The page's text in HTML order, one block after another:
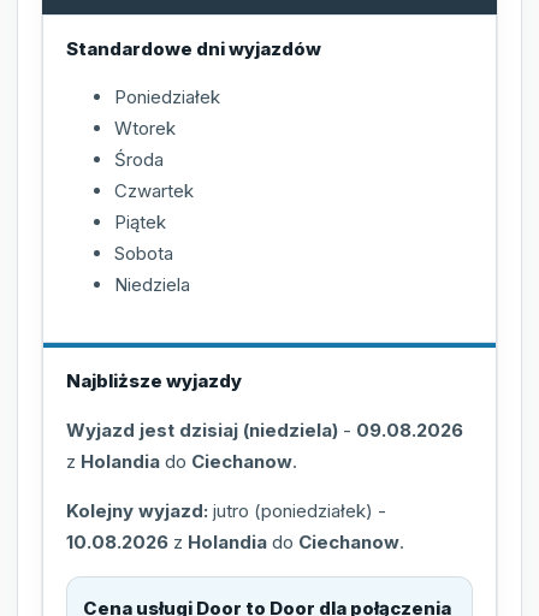
Standardowe dni wyjazdów
Poniedziałek
Wtorek
Środa
Czwartek
Piątek
Sobota
Niedziela
Najbliższe wyjazdy
Wyjazd jest dzisiaj (niedziela) - 09.08.2026
z Holandia do Ciechanow.
Kolejny wyjazd: jutro (poniedziałek) -
10.08.2026 z Holandia do Ciechanow.
Cena usługi Door to Door dla połączenia